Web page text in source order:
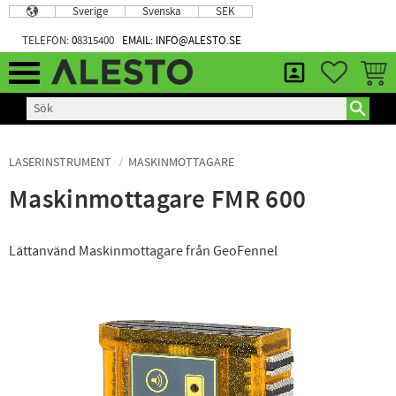
Meny
Sverige Svenska SEK
TELEFON:08315400 EMAIL: INFO@ALESTO.SE
LASERINSTRUMENT MASKINMOTTAGARE
Maskinmottagare FMR 600
Lättanvänd Maskinmottagare från GeoFennel